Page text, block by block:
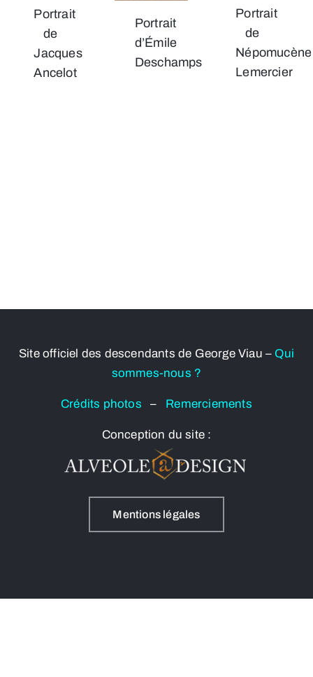
Portrait
de
Jacques
Ancelot
Portrait
d’Émile
Deschamps
Portrait
de
Népomucène
Lemercier
Site officiel des descendants de George Viau – Qui
sommes-nous ?
Crédits photos– Remerciements
Conception du site :
Mentions légales